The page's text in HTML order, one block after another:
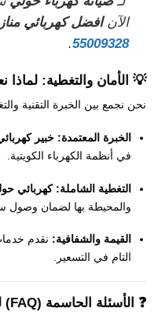
الآنافضل كهربائي
55009328
.
💡 الأمان والتغطية: لماذا
نحن نجمع بين الخبرة التقنية
الخبرة المعتمدة: خبير
في أنظمة الكهرباء الكويتية.
التغطية الشاملة: كهربائي
والمحيطة بها لضمان وصول
القيمة والشفافية: نقدم
التام في التسعير.
❓ الأسئلة الحاسمة (FAQ) لزيادة الثقة